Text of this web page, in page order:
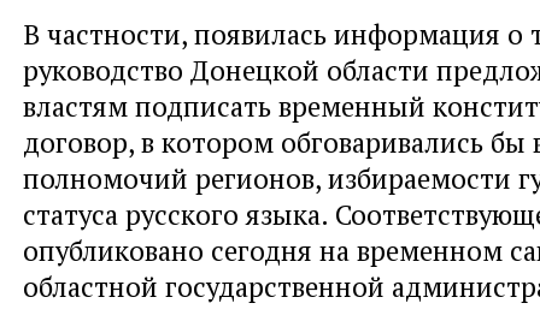
В частности, появилась информация о
руководство Донецкой области
властям подписать временный
договор, в котором обговаривались бы
полномочий регионов, избираемости
статуса русского языка.
опубликовано сегодня на временном
областной государственной